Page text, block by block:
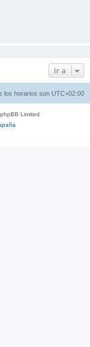
Ir a
los horarios son UTC+02:00
Limited